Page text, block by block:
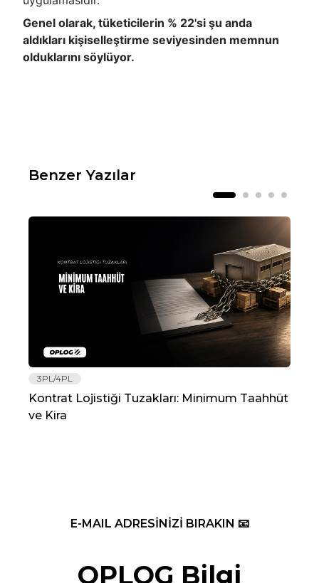
Genel olarak, tüketicilerin % 22'si şu anda
aldıkları kişiselleştirme seviyesinden memnun
olduklarını söylüyor.
Benzer Yazılar
3PL/4PL
Kontrat Lojistiği Tuzakları: Minimum Taahhüt
ve Kira
E-MAIL ADRESİNİZİ BIRAKIN 📧
OPLOG Bilgi